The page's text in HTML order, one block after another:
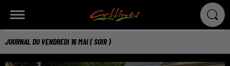
JOURNAL DU VENDREDI 16 MAI ( SOIR )